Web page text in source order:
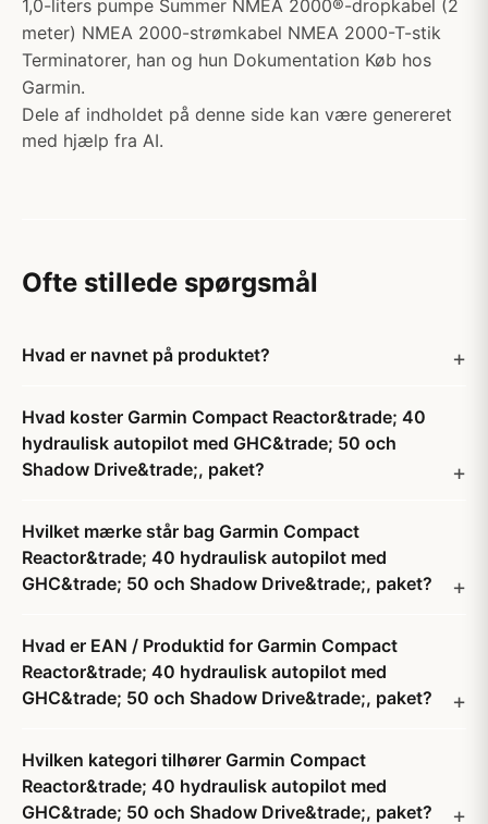
1,0-liters pumpe Summer NMEA 2000®-dropkabel (2
meter) NMEA 2000-strømkabel NMEA 2000-T-stik
Terminatorer, han og hun Dokumentation Køb hos
Garmin.
Dele af indholdet på denne side kan være genereret
med hjælp fra AI.
Ofte stillede spørgsmål
Hvad er navnet på produktet?
Hvad koster Garmin Compact Reactor&trade; 40
hydraulisk autopilot med GHC&trade; 50 och
Shadow Drive&trade;, paket?
Hvilket mærke står bag Garmin Compact
Reactor&trade; 40 hydraulisk autopilot med
GHC&trade; 50 och Shadow Drive&trade;, paket?
Hvad er EAN / Produktid for Garmin Compact
Reactor&trade; 40 hydraulisk autopilot med
GHC&trade; 50 och Shadow Drive&trade;, paket?
Hvilken kategori tilhører Garmin Compact
Reactor&trade; 40 hydraulisk autopilot med
GHC&trade; 50 och Shadow Drive&trade;, paket?